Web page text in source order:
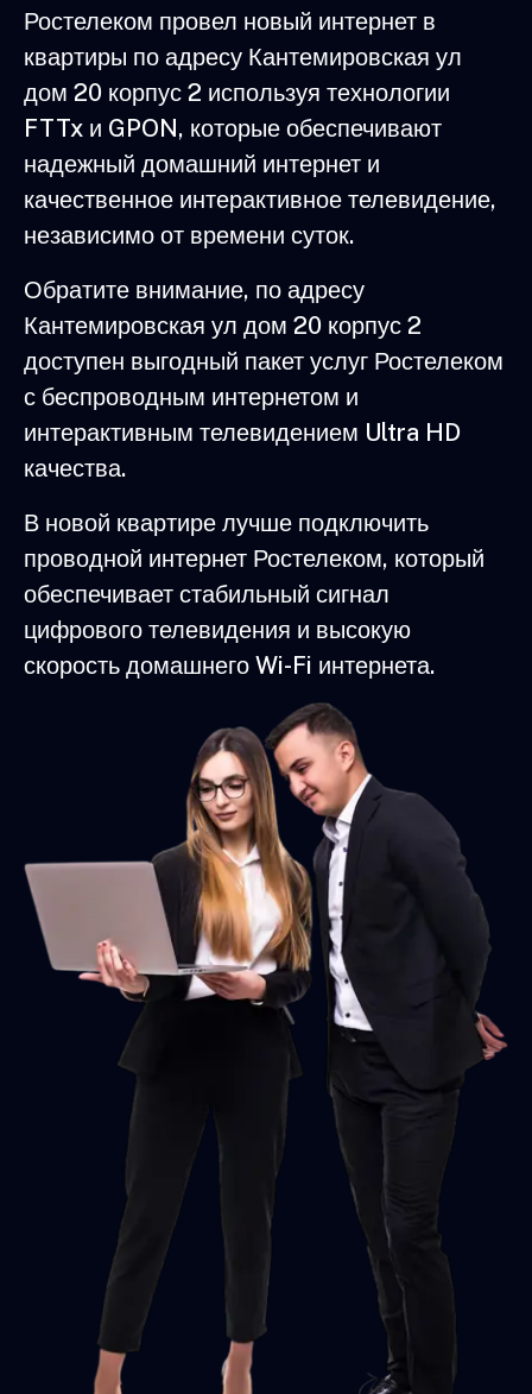
Ростелеком провел новый интернет в
квартиры по адресу Кантемировская ул
дом 20 корпус 2 используя технологии
FTTx и GPON, которые обеспечивают
надежный домашний интернет и
качественное интерактивное телевидение,
независимо от времени суток.
Обратите внимание, по адресу
Кантемировская ул дом 20 корпус 2
доступен выгодный пакет услуг Ростелеком
с беспроводным интернетом и
интерактивным телевидением Ultra HD
качества.
В новой квартире лучше подключить
проводной интернет Ростелеком, который
обеспечивает стабильный сигнал
цифрового телевидения и высокую
скорость домашнего Wi-Fi интернета.